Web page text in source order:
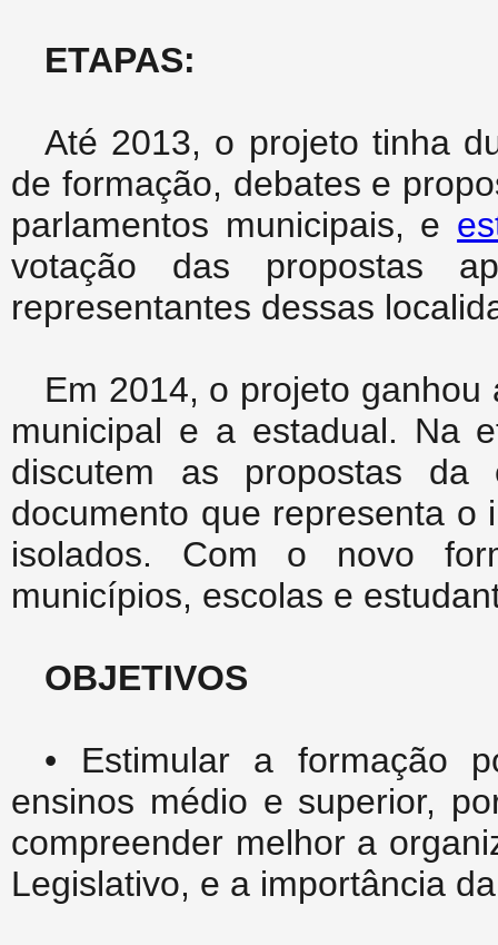
ETAPAS:
Até 2013, o projeto tinha
de formação, debates e
parlamentos municipais, e
votação das propostas
representantes dessas
Em 2014, o projeto
municipal e a estadual. Na
discutem as propostas da
documento que representa
isolados. Com o novo
municípios, escolas e
OBJETIVOS
• Estimular a formação
ensinos médio e superior,
compreender melhor a
Legislativo, e a importância